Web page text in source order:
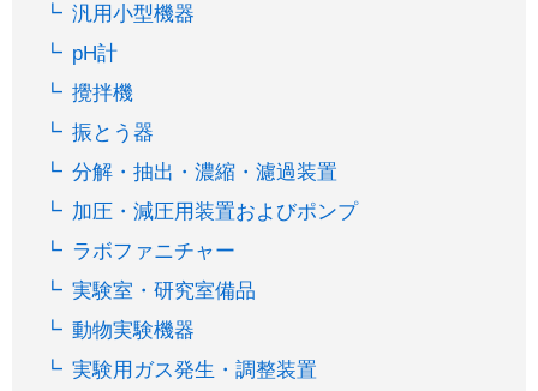
汎用小型機器
pH計
攪拌機
振とう器
分解・抽出・濃縮・濾過装置
加圧・減圧用装置およびポンプ
ラボファニチャー
実験室・研究室備品
動物実験機器
実験用ガス発生・調整装置